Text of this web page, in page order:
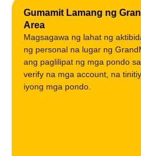
Gumamit Lamang ng
Area
Magsagawa ng lahat ng
ng personal na lugar ng
ang paglilipat ng mga pondo
verify na mga account, na
iyong mga pondo.